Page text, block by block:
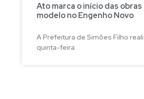
Ato marca o início das
modelo no Engenho Novo
A Prefeitura de Simões Filho
quinta-feira